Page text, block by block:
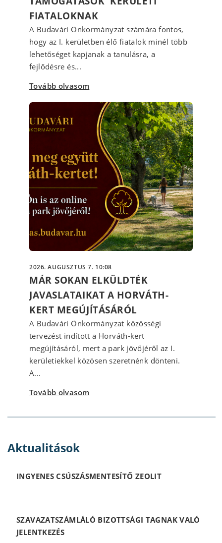
FIATALOKNAK
A Budavári Önkormányzat számára fontos,
hogy az I. kerületben élő fiatalok minél több
lehetőséget kapjanak a tanulásra, a
fejlődésre és...
Tovább olvasom
2026. AUGUSZTUS 7. 10:08
MÁR SOKAN ELKÜLDTÉK
JAVASLATAIKAT A HORVÁTH-
KERT MEGÚJÍTÁSÁRÓL
A Budavári Önkormányzat közösségi
tervezést indított a Horváth-kert
megújításáról, mert a park jövőjéről az I.
kerületiekkel közösen szeretnénk dönteni.
A...
Tovább olvasom
Aktualitások
INGYENES CSÚSZÁSMENTESÍTŐ ZEOLIT
SZAVAZATSZÁMLÁLÓ BIZOTTSÁGI TAGNAK VALÓ
JELENTKEZÉS